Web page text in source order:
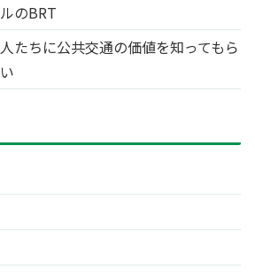
のBRT
たちに公共交通の価値を知ってもら